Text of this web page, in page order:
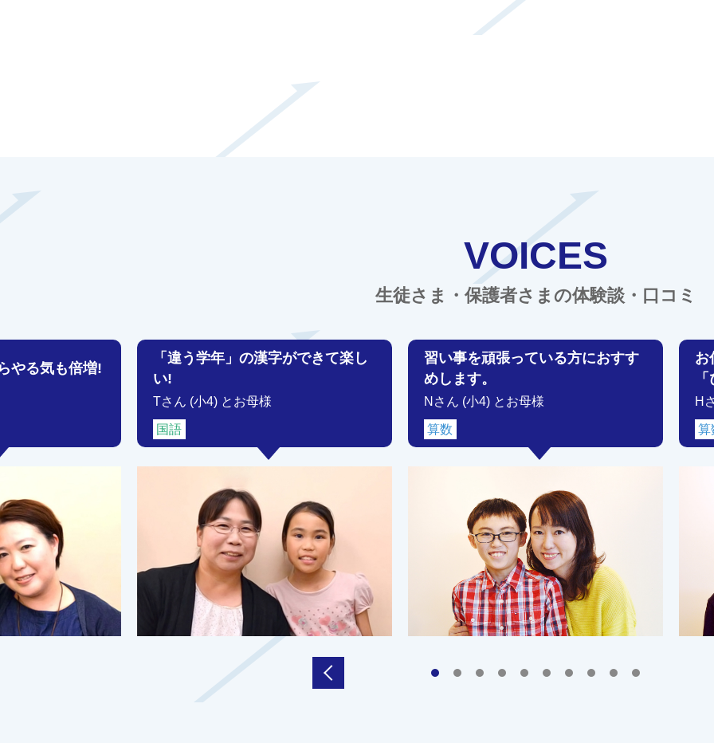
VOICES
生徒さま・保護者さまの体験談・口コミ
やる気も倍増!
「違う学年」の漢字ができて楽し
い!
Tさん (小4) とお母様
国語
習い事を頑張っている方におすす
めします。
Nさん (小4) とお母様
算数
お
H
算